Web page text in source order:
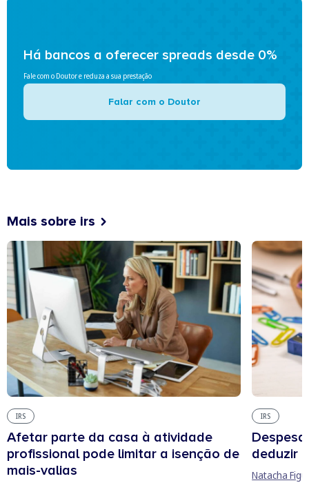
Há bancos a oferecer spreads desde 0%
Fale com o Doutor e reduza a sua prestação
Falar com o Doutor
Mais sobre irs
IRS
Afetar parte da casa à atividade
profissional pode limitar a isenção de
mais-valias
IRS
deduzir
Natacha